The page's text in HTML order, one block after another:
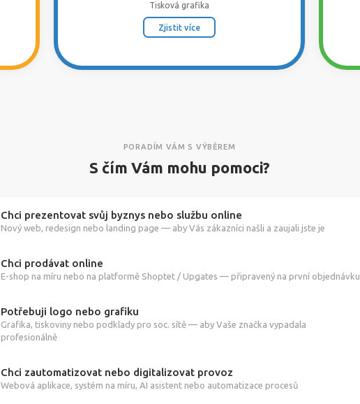
Tisková grafika
Zjistit více
PORADÍM VÁM S VÝBĚREM
S čím Vám mohu pomoci?
Chci prezentovat svůj byznys nebo službu online
Nový web, redesign nebo landing page — aby Vás zákazníci našli a zaujali jste je
Chci prodávat online
E-shop na míru nebo na platformě Shoptet / Upgates — připravený na první objednávku
Potřebuji logo nebo grafiku
Grafika, tiskoviny nebo podklady pro soc. sítě — aby Vaše značka vypadala
profesionálně
Chci zautomatizovat nebo digitalizovat provoz
Webová aplikace, systém na míru, AI asistent nebo automatizace procesů